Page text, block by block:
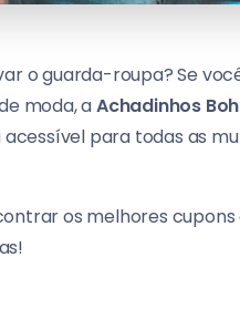
o guarda-roupa? Se
moda, aAchadinhos
para todas as
os melhores